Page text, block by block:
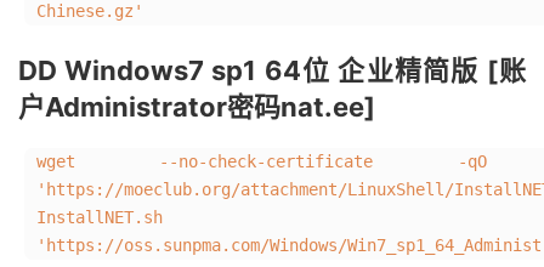
Chinese.gz'
DD Windows7 sp1 64位 企业精简版 [账
户Administrator密码nat.ee]
wget --no-check-certificate -qO
'https://moeclub.org/attachment/LinuxShell/
'https://oss.sunpma.com/Windows/